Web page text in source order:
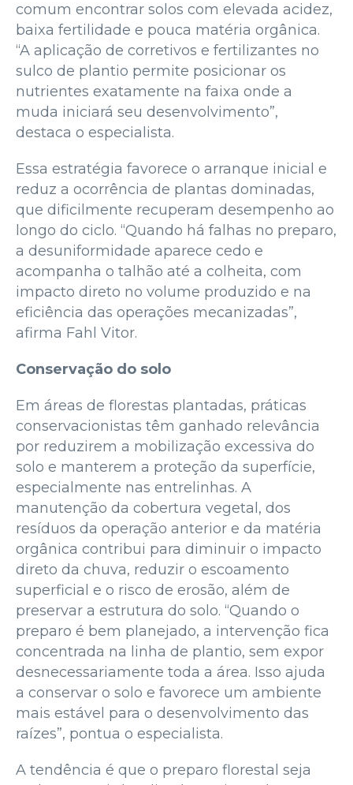
comum encontrar solos com elevada acidez,
baixa fertilidade e pouca matéria orgânica.
“A aplicação de corretivos e fertilizantes no
sulco de plantio permite posicionar os
nutrientes exatamente na faixa onde a
muda iniciará seu desenvolvimento”,
destaca o especialista.
Essa estratégia favorece o arranque inicial e
reduz a ocorrência de plantas dominadas,
que dificilmente recuperam desempenho ao
longo do ciclo. “Quando há falhas no preparo,
a desuniformidade aparece cedo e
acompanha o talhão até a colheita, com
impacto direto no volume produzido e na
eficiência das operações mecanizadas”,
afirma Fahl Vitor.
Conservação do solo
Em áreas de florestas plantadas, práticas
conservacionistas têm ganhado relevância
por reduzirem a mobilização excessiva do
solo e manterem a proteção da superfície,
especialmente nas entrelinhas. A
manutenção da cobertura vegetal, dos
resíduos da operação anterior e da matéria
orgânica contribui para diminuir o impacto
direto da chuva, reduzir o escoamento
superficial e o risco de erosão, além de
preservar a estrutura do solo. “Quando o
preparo é bem planejado, a intervenção fica
concentrada na linha de plantio, sem expor
desnecessariamente toda a área. Isso ajuda
a conservar o solo e favorece um ambiente
mais estável para o desenvolvimento das
raízes”, pontua o especialista.
A tendência é que o preparo florestal seja